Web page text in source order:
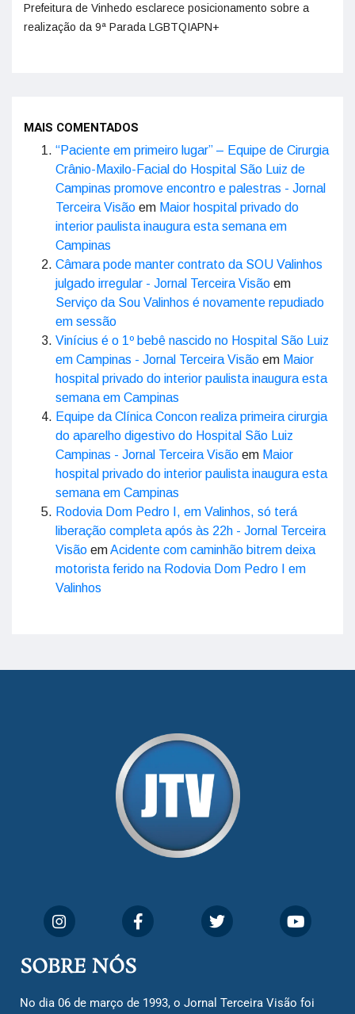
Prefeitura de Vinhedo esclarece posicionamento sobre a
realização da 9ª Parada LGBTQIAPN+
MAIS COMENTADOS
“Paciente em primeiro lugar” – Equipe de Cirurgia
Crânio-Maxilo-Facial do Hospital São Luiz de
Campinas promove encontro e palestras - Jornal
Terceira Visão em Maior hospital privado do
interior paulista inaugura esta semana em
Campinas
Câmara pode manter contrato da SOU Valinhos
julgado irregular - Jornal Terceira Visão em
Serviço da Sou Valinhos é novamente repudiado
em sessão
Vinícius é o 1º bebê nascido no Hospital São Luiz
em Campinas - Jornal Terceira Visão em Maior
hospital privado do interior paulista inaugura esta
semana em Campinas
Equipe da Clínica Concon realiza primeira cirurgia
do aparelho digestivo do Hospital São Luiz
Campinas - Jornal Terceira Visão em Maior
hospital privado do interior paulista inaugura esta
semana em Campinas
Rodovia Dom Pedro I, em Valinhos, só terá
liberação completa após às 22h - Jornal Terceira
Visão emAcidente com caminhão bitrem deixa
motorista ferido na Rodovia Dom Pedro I em
Valinhos
SOBRE NÓS
No dia 06 de março de 1993, o Jornal Terceira Visão foi